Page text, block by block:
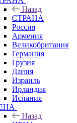
Назад
СТРАНА
Россия
Армения
Великобритания
Германия
Грузия
Дания
Израиль
Ирландия
Испания
Назад